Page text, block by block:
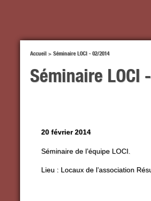
Accueil > Séminaire LOCI - 02/2014
Séminaire LOCI
20 février 2014
Séminaire de l’équipe LOCI.
Lieu : Locaux de l’association